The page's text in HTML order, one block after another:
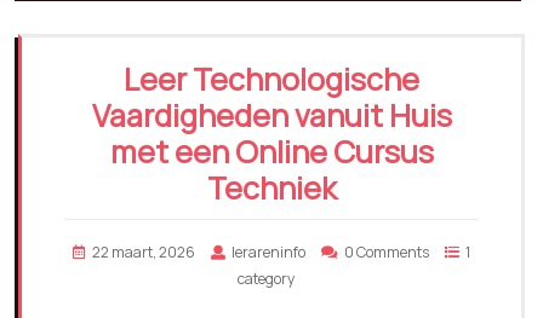
Leer Technologische
Vaardigheden vanuit Huis
met een Online Cursus
Techniek
22 maart, 2026 lerareninfo 0 Comments
1
category